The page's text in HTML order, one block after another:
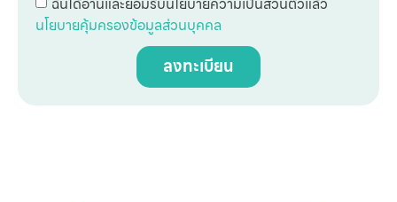
นโยบายคุ้มครองข้อมูลส่วนบุคคล
ลงทะเบียน